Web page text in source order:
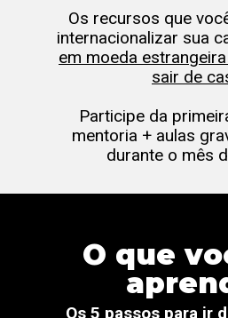
Os recursos que
internacionalizar sua
em moeda
sair de
Participe da
mentoria + aulas
durante o mês
O que
Os 5 passos para ir